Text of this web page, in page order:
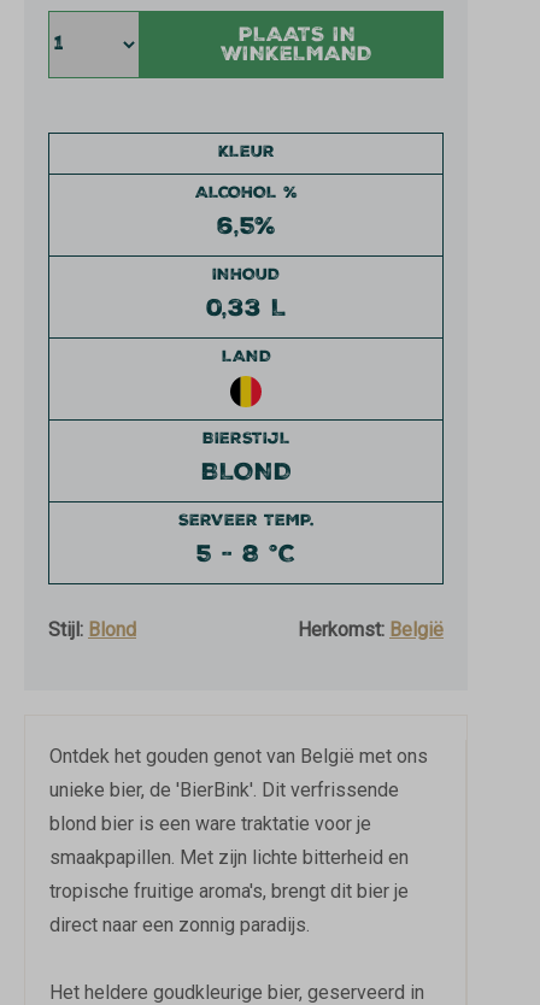
KLEUR
ALCOHOL %
6,5%
INHOUD
0,33 L
LAND
BIERSTIJL
BLOND
SERVEER TEMP.
5 - 8 °C
Stijl: Blond Herkomst: België
PLAATS IN
WINKELMAND
Ontdek het gouden genot van België met ons
unieke bier, de 'BierBink'. Dit verfrissende
blond bier is een ware traktatie voor je
smaakpapillen. Met zijn lichte bitterheid en
tropische fruitige aroma's, brengt dit bier je
direct naar een zonnig paradijs.
Het heldere goudkleurige bier, geserveerd in